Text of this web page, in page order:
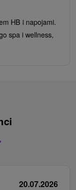
HB i napojami.
spa i wellness,
20.07.2026